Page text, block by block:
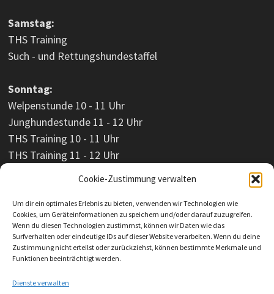
Cookie-Zustimmung verwalten
Um dir ein optimales Erlebnis zu bieten, verwenden wir Technologien wie
Cookies, um Geräteinformationen zu speichern und/oder darauf zuzugreifen.
Wenn du diesen Technologien zustimmst, können wir Daten wie das
Surfverhalten oder eindeutige IDs auf dieser Website verarbeiten. Wenn du deine
Zustimmung nicht erteilst oder zurückziehst, können bestimmte Merkmale und
Funktionen beeinträchtigt werden.
Dienste verwalten
Samstag:
THS Training
Such - und Rettungshundestaffel
Sonntag:
Welpenstunde 10 - 11 Uhr
Junghundestunde 11 - 12 Uhr
THS Training 10 - 11 Uhr
THS Training 11 - 12 Uhr